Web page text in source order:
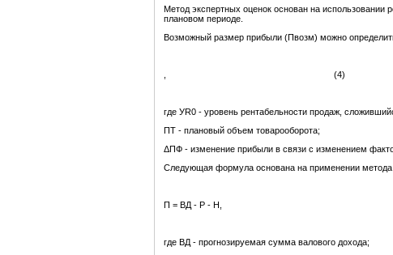
Метод экспертных оценок основан на использовании
плановом периоде.
Возможный размер прибыли (Пвозм) можно
, (4)
где УR0 - уровень рентабельности продаж,
ПТ - плановый объем товарооборота;
ΔПФ - изменение прибыли в связи с изменением
Следующая формула основана на применении метода
П = ВД - Р - Н,
где ВД - прогнозируемая сумма валового дохода;